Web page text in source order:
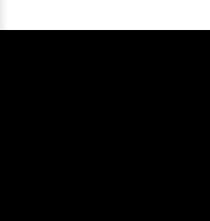
Jeśli chcesz